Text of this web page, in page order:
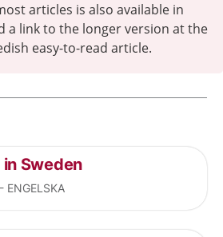
articles is also available in
a link to the longer version at the
easy-to-read article.
Sweden
ENGELSKA